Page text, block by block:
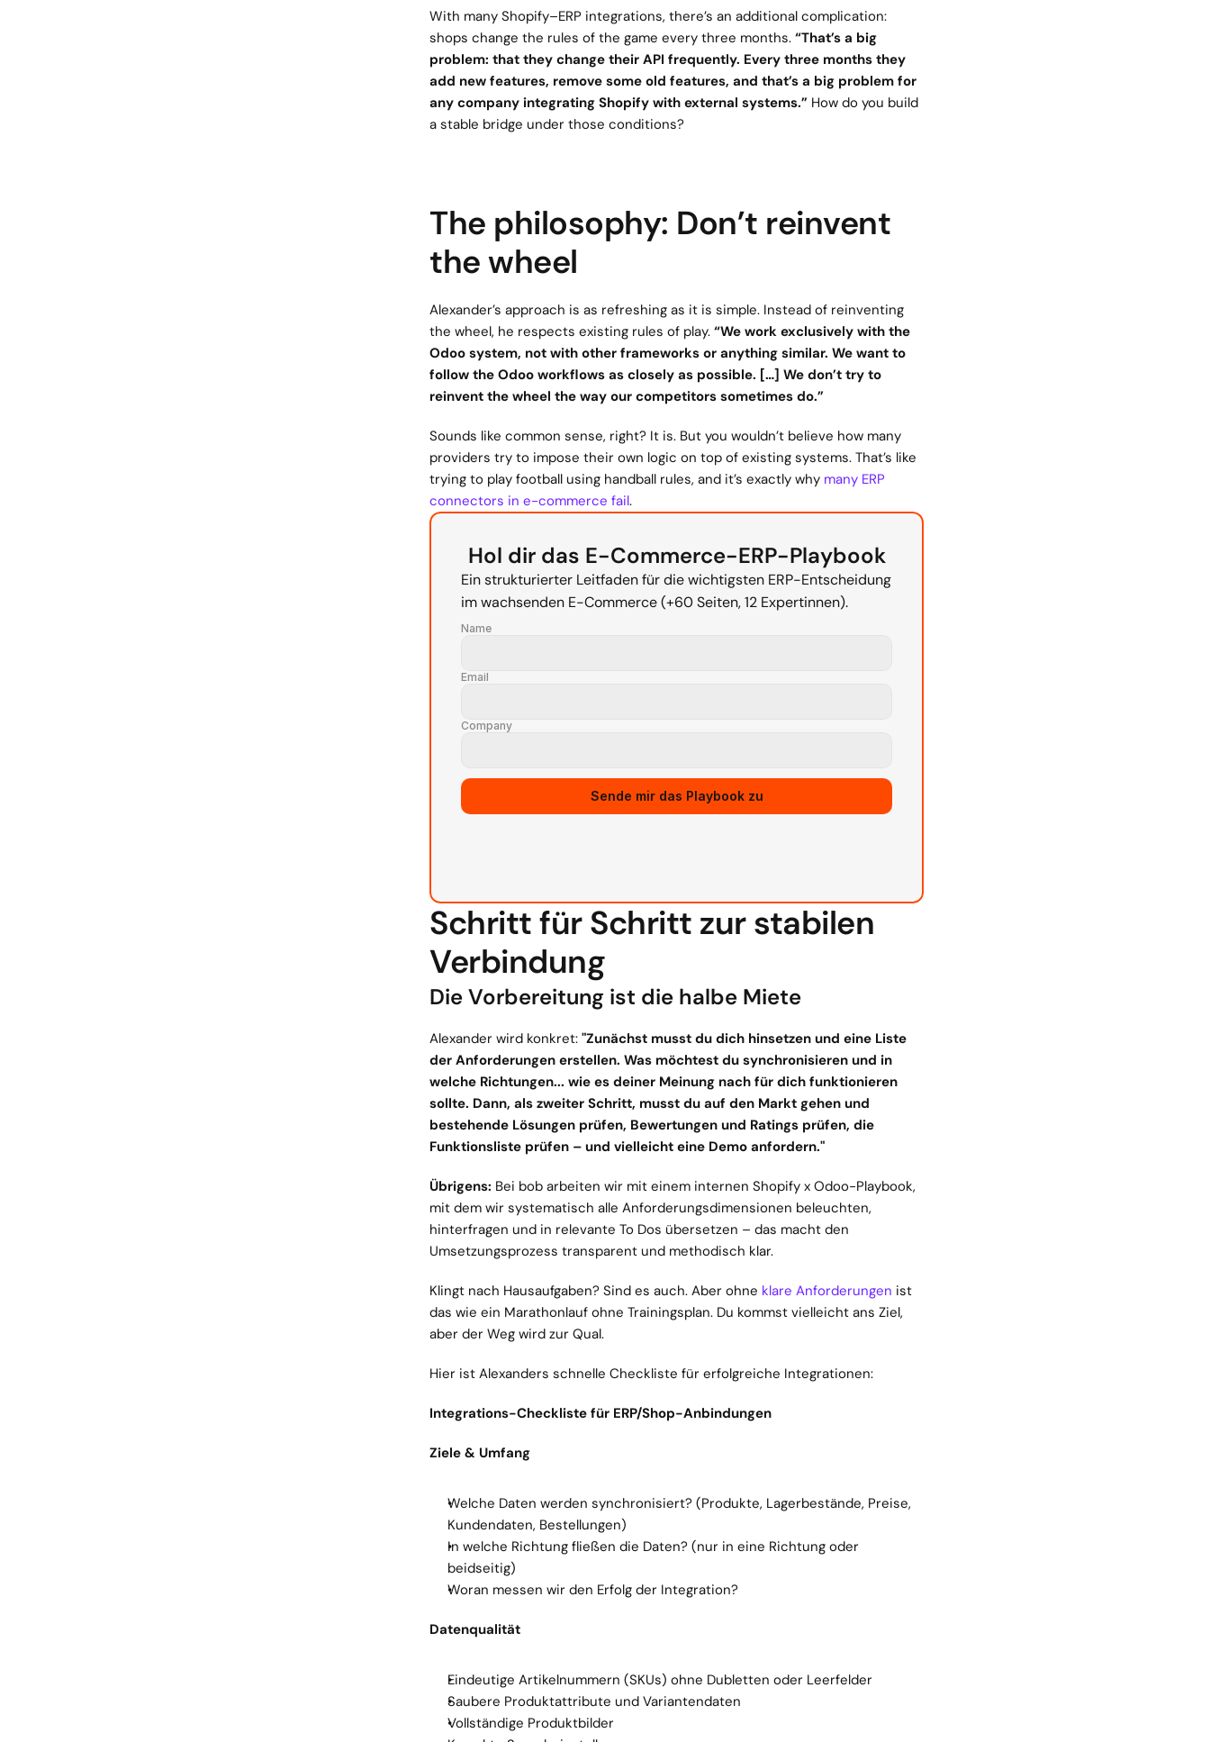
With many Shopify–ERP integrations, there’s an additional complication:
shops change the rules of the game every three months. “That’s a big
problem: that they change their API frequently. Every three months they
add new features, remove some old features, and that’s a big problem for
any company integrating Shopify with external systems.” How do you build
a stable bridge under those conditions?
The philosophy: Don’t reinvent
the wheel
Alexander’s approach is as refreshing as it is simple. Instead of reinventing
the wheel, he respects existing rules of play. “We work exclusively with the
Odoo system, not with other frameworks or anything similar. We want to
follow the Odoo workflows as closely as possible. […] We don’t try to
reinvent the wheel the way our competitors sometimes do.”
Sounds like common sense, right? It is. But you wouldn’t believe how many
providers try to impose their own logic on top of existing systems. That’s like
trying to play football using handball rules, and it’s exactly why many ERP
connectors in e-commerce fail.
Hol dir das E-Commerce-ERP-Playbook
Ein strukturierter Leitfaden für die wichtigsten ERP-Entscheidung
im wachsenden E-Commerce (+60 Seiten, 12 Expertinnen).
Name
Email
Company
Source URL
Sende mir das Playbook zu
Schritt für Schritt zur stabilen
Verbindung
Die Vorbereitung ist die halbe Miete
Alexander wird konkret: "Zunächst musst du dich hinsetzen und eine Liste
der Anforderungen erstellen. Was möchtest du synchronisieren und in
welche Richtungen... wie es deiner Meinung nach für dich funktionieren
sollte. Dann, als zweiter Schritt, musst du auf den Markt gehen und
bestehende Lösungen prüfen, Bewertungen und Ratings prüfen, die
Funktionsliste prüfen – und vielleicht eine Demo anfordern."
Übrigens: Bei bob arbeiten wir mit einem internen Shopify x Odoo-Playbook,
mit dem wir systematisch alle Anforderungsdimensionen beleuchten,
hinterfragen und in relevante To Dos übersetzen – das macht den
Umsetzungsprozess transparent und methodisch klar.
Klingt nach Hausaufgaben? Sind es auch. Aber ohne klare Anforderungen ist
das wie ein Marathonlauf ohne Trainingsplan. Du kommst vielleicht ans Ziel,
aber der Weg wird zur Qual.
Hier ist Alexanders schnelle Checkliste für erfolgreiche Integrationen:
Integrations-Checkliste für ERP/Shop-Anbindungen
Ziele & Umfang
Welche Daten werden synchronisiert? (Produkte, Lagerbestände, Preise,
Kundendaten, Bestellungen)
In welche Richtung fließen die Daten? (nur in eine Richtung oder
beidseitig)
Woran messen wir den Erfolg der Integration?
Datenqualität
Eindeutige Artikelnummern (SKUs) ohne Dubletten oder Leerfelder
Saubere Produktattribute und Variantendaten
Vollständige Produktbilder